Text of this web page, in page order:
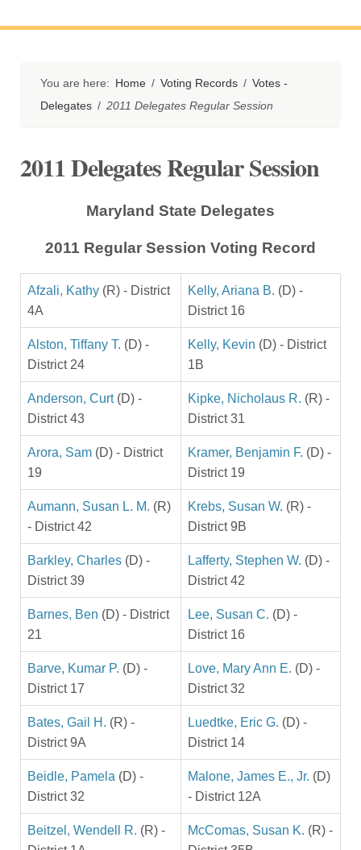
You are here: Home / Voting Records / Votes -
Delegates / 2011 Delegates Regular Session
2011 Delegates Regular Session
Maryland State Delegates
2011 Regular Session Voting Record
Afzali, Kathy (R) - District
4A
Kelly, Ariana B. (D) -
District 16
Alston, Tiffany T. (D) -
District 24
Kelly, Kevin (D) - District
1B
Anderson, Curt(D) -
District 43
Kipke, Nicholaus R. (R) -
District 31
Arora, Sam (D) - District
19
Kramer, Benjamin F. (D) -
District 19
Aumann, Susan L. M. (R)
- District 42
Krebs, Susan W. (R) -
District 9B
Barkley, Charles (D) -
District 39
Lafferty, Stephen W. (D) -
District 42
Barnes, Ben (D) - District
21
Lee, Susan C. (D) -
District 16
Barve, Kumar P. (D) -
District 17
Love, Mary Ann E. (D) -
District 32
Bates, Gail H. (R) -
District 9A
Luedtke, Eric G. (D) -
District 14
Beidle, Pamela (D) -
District 32
Malone, James E., Jr. (D)
- District 12A
Beitzel, Wendell R. (R) -
McComas, Susan K. (R) -